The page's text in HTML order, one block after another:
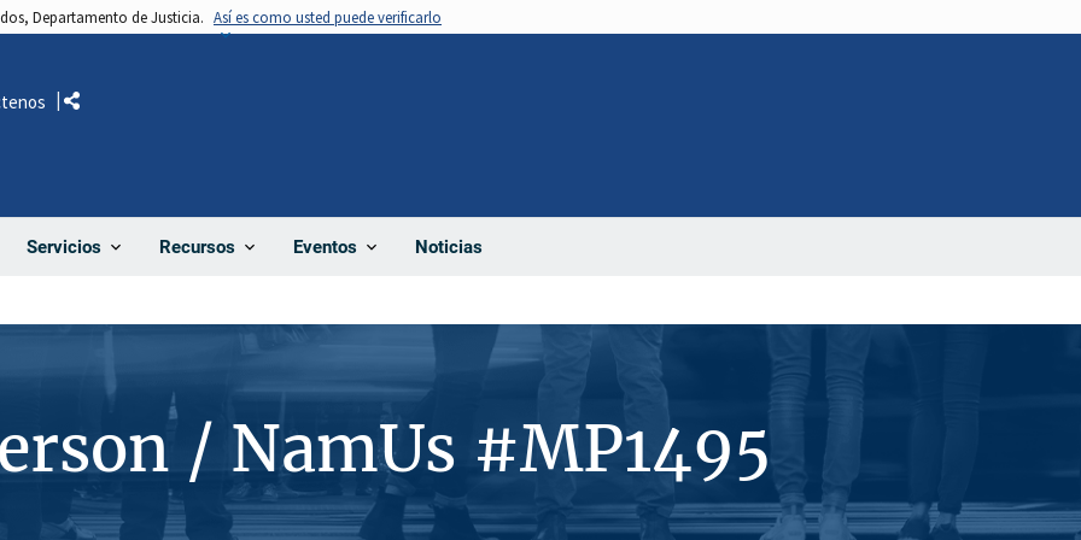
Departamento de Justicia. Así es como usted puede verificarlo
Servicios Recursos Eventos Noticias
Comparte
/ NamUs #MP1495